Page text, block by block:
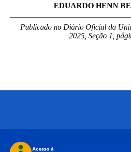
EDUARDO HENN
Publicado no Diário Oficial da
2025, Seção 1,